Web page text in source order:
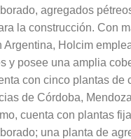
agregados
la construcción. Con
Argentina, Holcim
y posee una amplia
con cinco plantas de
de Córdoba,
cuenta con plantas
una planta de